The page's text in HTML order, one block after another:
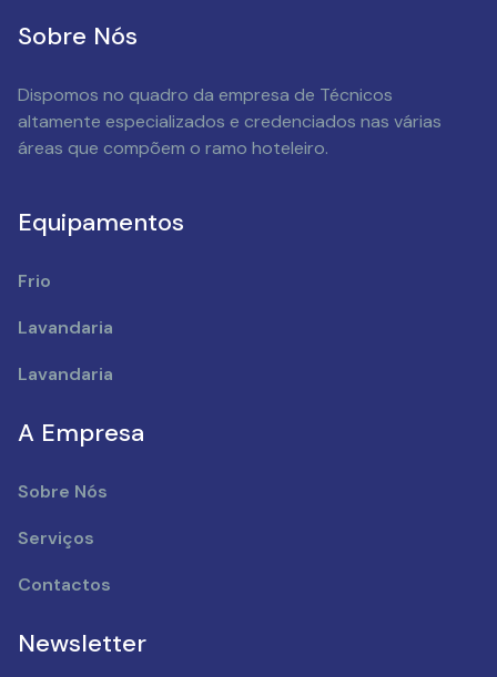
Sobre Nós
Dispomos no quadro da empresa de Técnicos
altamente especializados e credenciados nas várias
áreas que compõem o ramo hoteleiro.
Equipamentos
Frio
Lavandaria
Lavandaria
A Empresa
Sobre Nós
Serviços
Contactos
Newsletter